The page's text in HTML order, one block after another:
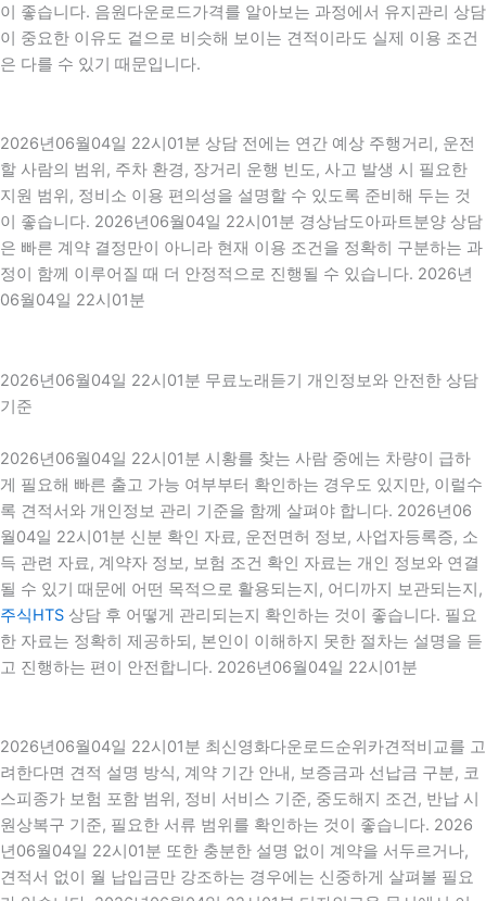
이 좋습니다. 음원다운로드가격를 알아보는 과정에서 유지관리 상담
이 중요한 이유도 겉으로 비슷해 보이는 견적이라도 실제 이용 조건
은 다를 수 있기 때문입니다.
2026년06월04일 22시01분 상담 전에는 연간 예상 주행거리, 운전
할 사람의 범위, 주차 환경, 장거리 운행 빈도, 사고 발생 시 필요한
지원 범위, 정비소 이용 편의성을 설명할 수 있도록 준비해 두는 것
이 좋습니다. 2026년06월04일 22시01분 경상남도아파트분양 상담
은 빠른 계약 결정만이 아니라 현재 이용 조건을 정확히 구분하는 과
정이 함께 이루어질 때 더 안정적으로 진행될 수 있습니다. 2026년
06월04일 22시01분
2026년06월04일 22시01분 무료노래듣기 개인정보와 안전한 상담
기준
2026년06월04일 22시01분 시황를 찾는 사람 중에는 차량이 급하
게 필요해 빠른 출고 가능 여부부터 확인하는 경우도 있지만, 이럴수
록 견적서와 개인정보 관리 기준을 함께 살펴야 합니다. 2026년06
월04일 22시01분 신분 확인 자료, 운전면허 정보, 사업자등록증, 소
득 관련 자료, 계약자 정보, 보험 조건 확인 자료는 개인 정보와 연결
될 수 있기 때문에 어떤 목적으로 활용되는지, 어디까지 보관되는지,
주식HTS 상담 후 어떻게 관리되는지 확인하는 것이 좋습니다. 필요
한 자료는 정확히 제공하되, 본인이 이해하지 못한 절차는 설명을 듣
고 진행하는 편이 안전합니다. 2026년06월04일 22시01분
2026년06월04일 22시01분 최신영화다운로드순위카견적비교를 고
려한다면 견적 설명 방식, 계약 기간 안내, 보증금과 선납금 구분, 코
스피종가 보험 포함 범위, 정비 서비스 기준, 중도해지 조건, 반납 시
원상복구 기준, 필요한 서류 범위를 확인하는 것이 좋습니다. 2026
년06월04일 22시01분 또한 충분한 설명 없이 계약을 서두르거나,
견적서 없이 월 납입금만 강조하는 경우에는 신중하게 살펴볼 필요